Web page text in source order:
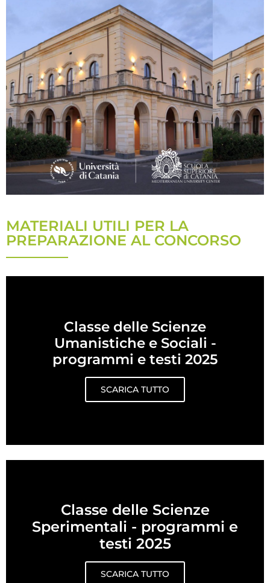
MATERIALI UTILI PER LA
PREPARAZIONE AL CONCORSO
Classe delle Scienze
Umanistiche e Sociali -
programmi e testi 2025​
SCARICA TUTTO
Classe delle Scienze
Sperimentali - programmi e
testi 2025
SCARICA TUTTO